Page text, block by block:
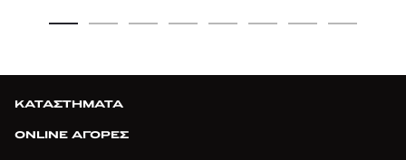
ΚΑΤΑΣΤΗΜΑΤΑ
ONLINE ΑΓΟΡΕΣ